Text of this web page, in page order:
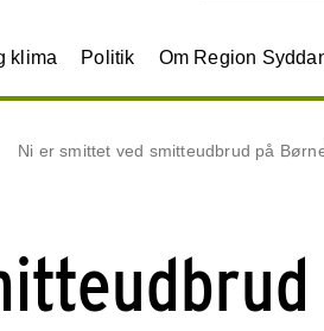
klima Politik Om Region
Ni er smittet ved smitteudbrud på